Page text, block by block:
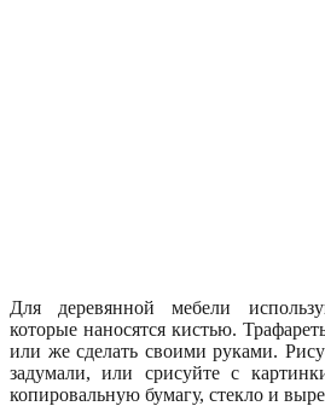
Для деревянной мебели
которые наносятся кистью.
или же сделать своими руками.
задумали, или срисуйте с
копировальную бумагу, стекло и